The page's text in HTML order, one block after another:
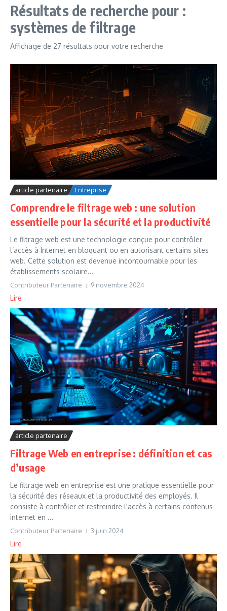
Résultats de recherche pour :
systèmes de filtrage
Affichage de 27 résultats pour votre recherche
article partenaire Entreprise
Comprendre le filtrage web : une solution
essentielle pour la sécurité et la productivité
Le filtrage web est une technologie conçue pour contrôler
l’accès à Internet en bloquant ou en autorisant certains sites
web. Cette solution est devenue incontournable pour les
établissements scolaire...
Contributeur Partenaire 9 novembre 2024
Lire
article partenaire
Filtrage Web en entreprise : définition et cas
d’usage
Le filtrage web en entreprise est une pratique essentielle pour
la sécurité des réseaux et la productivité des employés. Il
consiste à contrôler et restreindre l'accès à certains contenus
internet en ...
Contributeur Partenaire 3 juin 2024
Lire